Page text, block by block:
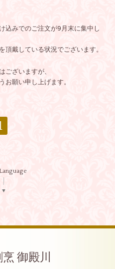
込みでのご注文が9月末に集中し
頂戴している状況でございます。
ございますが、
お願い申し上げます。
▼
御殿川